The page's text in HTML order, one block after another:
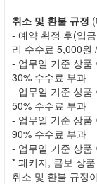
취소 및 환불 규정
- 예약 확정 후(입
리 수수료 5,000원
- 업무일 기준 상품
30% 수수료 부과
- 업무일 기준 상품
50% 수수료 부과
- 업무일 기준 상품
90% 수수료 부과
- 업무일 기준 상품
* 패키지, 콤보 상
취소 및 환불 규정